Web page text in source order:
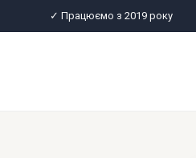
✓ Працюємо з 2019 року